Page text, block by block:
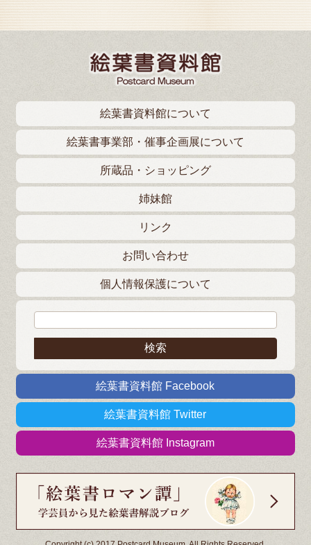
絵葉書資料館について
絵葉書事業部・催事企画展について
所蔵品・ショッピング
姉妹館
リンク
お問い合わせ
個人情報保護について
絵葉書資料館 Facebook
絵葉書資料館 Twitter
絵葉書資料館 Instagram